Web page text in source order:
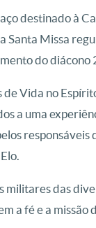
destinado à
Santa Missa
do diácono
Vida no
a uma
das
a fé e a missão